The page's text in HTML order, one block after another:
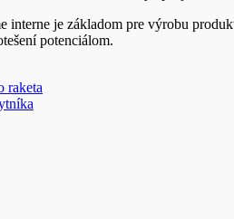
interne je základom pre výrobu
potenciálom.
raketa